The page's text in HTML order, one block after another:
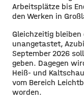
Arbeitsplätze bis
den Werken in
Gleichzeitig
unangetastet,
September 2026
geben. Dagegen
Heiß- und
vom Bereich
worden.